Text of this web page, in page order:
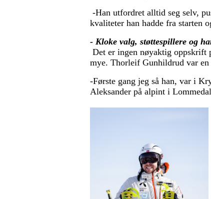
-Han utfordret alltid seg selv,
kvaliteter han hadde fra starten
- Kloke valg, støttespillere og
Det er ingen nøyaktig oppskrift
mye. Thorleif Gunhildrud var
-Første gang jeg så han, var i
Aleksander på alpint i